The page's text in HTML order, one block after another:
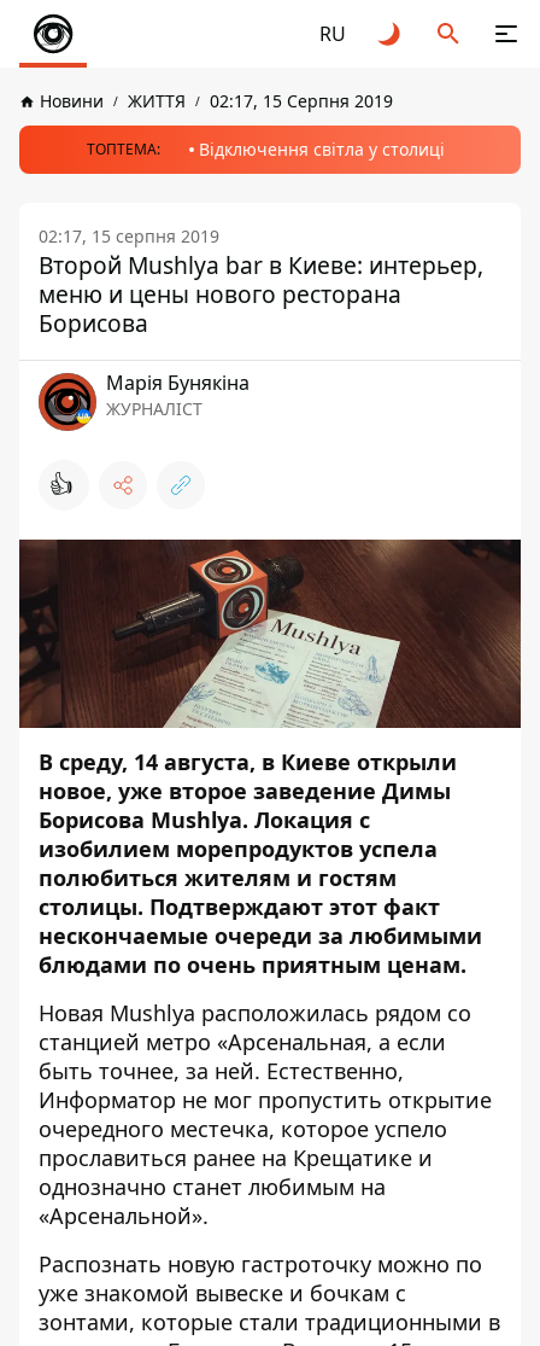
RU
Новини ЖИТТЯ 02:17, 15 Серпня 2019
ТОПТЕМА: Відключення світла у столиці
02:17, 15 серпня 2019
Второй Mushlya bar в Киеве: интерьер,
меню и цены нового ресторана
Борисова
Марія Бунякіна
ЖУРНАЛІСТ
👍
В среду, 14 августа, в Киеве открыли
новое, уже второе заведение Димы
Борисова Mushlya. Локация с
изобилием морепродуктов успела
полюбиться жителям и гостям
столицы. Подтверждают этот факт
нескончаемые очереди за любимыми
блюдами по очень приятным ценам.
Новая Mushlya расположилась рядом со
станцией метро «Арсенальная, а если
быть точнее, за ней. Естественно,
Информатор не мог пропустить открытие
очередного местечка, которое успело
прославиться ранее на Крещатике и
однозначно станет любимым на
«Арсенальной».
Распознать новую гастроточку можно по
уже знакомой вывеске и бочкам с
зонтами, которые стали традиционными в